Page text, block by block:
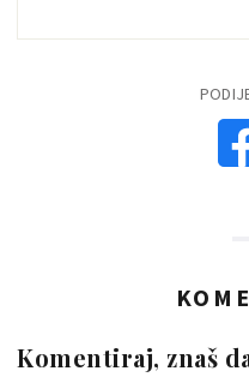
Komentiraj, znaš